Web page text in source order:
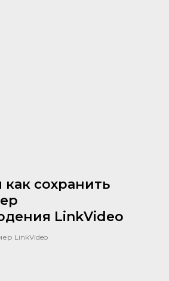
сохранить
LinkVideo
LinkVideo